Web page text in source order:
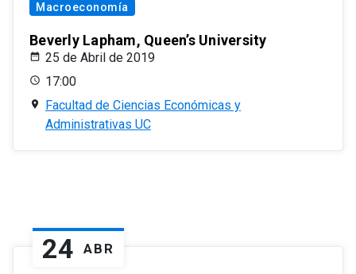
Macroeconomía
Beverly Lapham, Queen’s University
25 de Abril de 2019
17:00
Facultad de Ciencias Económicas y
Administrativas UC
24 ABR